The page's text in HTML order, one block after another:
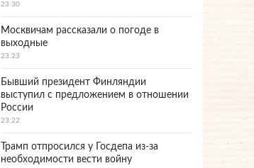
23:30
Москвичам рассказали о погоде в
выходные
23:23
Бывший президент Финляндии
выступил с предложением в отношении
России
23:22
Трамп отпросился у Госдепа из-за
необходимости вести войну